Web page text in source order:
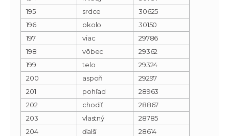
195
srdce
30625
196
okolo
30150
197
viac
29786
198
vôbec
29362
199
telo
29324
200
aspoň
29297
201
pohľad
28963
202
chodiť
28867
203
vlastný
28785
204
ďalší
28614